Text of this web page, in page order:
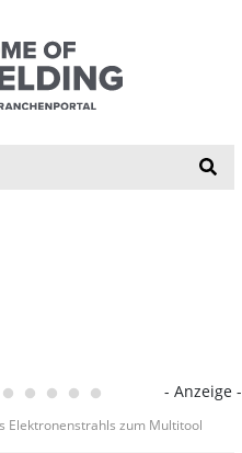
- Anzeige -
Elektronenstrahls zum Multitool